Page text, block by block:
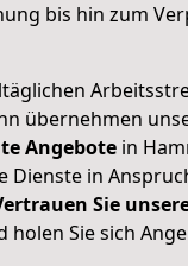
bis hin zum
übernehmen
Angebote in
Dienste in
Sie
Sie sich